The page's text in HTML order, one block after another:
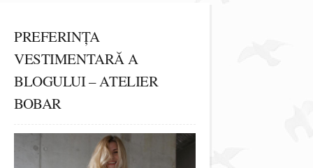
PREFERINȚA
VESTIMENTARĂ A
BLOGULUI – ATELIER
BOBAR